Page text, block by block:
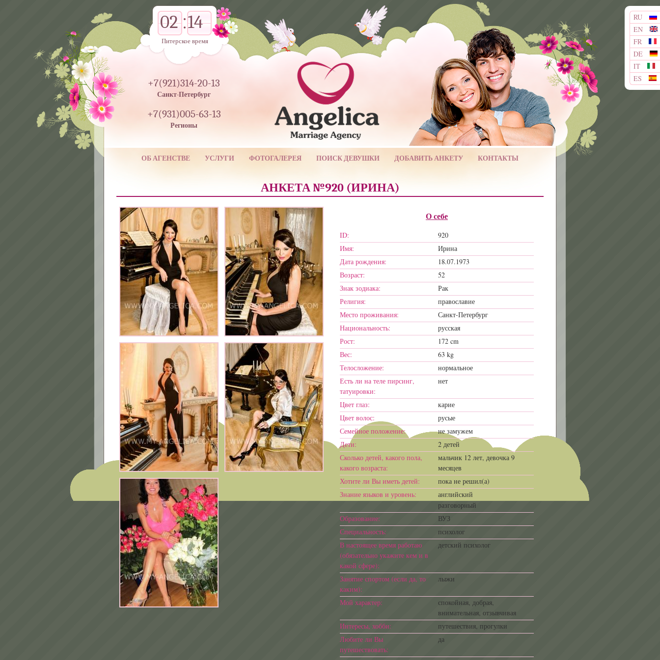
RU
EN
FR
DE
IT
ES
+7(921)314-20-13
Санкт-Петербург
+7(931)005-63-13
Регионы
02 14
Питерское время
ОБ АГЕНСТВЕ УСЛУГИ ФОТОГАЛЕРЕЯ ПОИСК ДЕВУШКИ ДОБАВИТЬ АНКЕТУ КОНТАКТЫ
АНКЕТА №920 (ИРИНА)
О себе
ID:
920
Имя:
Ирина
Дата рождения:
18.07.1973
Возраст:
52
Знак зодиака:
Рак
Религия:
православие
Место проживания:
Санкт-Петербург
Национальность:
русская
Рост:
172 cm
Вес:
63 kg
Телосложение:
нормальное
Есть ли на теле пирсинг,
татуировки:
нет
Цвет глаз:
карие
Цвет волос:
русые
Семейное положение:
не замужем
Дети:
2 детей
Сколько детей, какого пола,
какого возраста:
мальчик 12 лет, девочка 9
месяцев
Хотите ли Вы иметь детей:
пока не решил(а)
Знание языков и уровень:
английский
разговорный
Образование:
ВУЗ
Специальность:
психолог
В настоящее время работаю
(обязательно укажите кем и в
какой сфере):
детский психолог
Занятие спортом (если да, то
каким):
лыжи
Мой характер:
спокойная, добрая,
внимательная, отзывчивая
Интересы, хобби:
путешествия, прогулки
Любите ли Вы
путешествовать:
да